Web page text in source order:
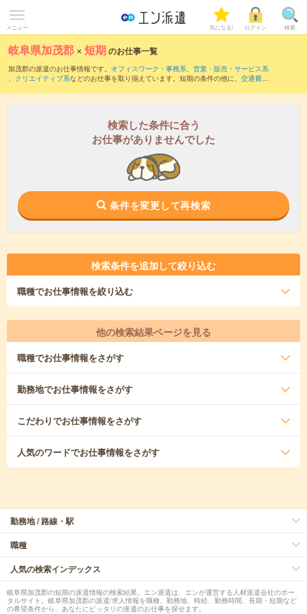
メニュー 気になる! ログイン 検索
岐阜県加茂郡 ×短期のお仕事一覧
加茂郡の派遣のお仕事情報です。 オフィスワーク・事務系、 営業・販売・サービス系
、 クリエイティブ系などのお仕事を取り揃えています。短期の条件の他に、 交通費別
検索した条件に合う
お仕事がありませんでした
条件を変更して再検索
検索条件を追加して絞り込む
職種でお仕事情報を絞り込む
他の検索結果ページを見る
職種でお仕事情報をさがす
勤務地でお仕事情報をさがす
こだわりでお仕事情報をさがす
人気のワードでお仕事情報をさがす
勤務地 / 路線・駅
職種
人気の検索インデックス
岐阜県加茂郡の短期の派遣情報の検索結果。エン派遣は、エンが運営する人材派遣会社のポー
タルサイト。岐阜県加茂郡の派遣/求人情報を職種、勤務地、時給、勤務時間、長期・短期など
の希望条件から、あなたにピッタリの派遣のお仕事を探せます。